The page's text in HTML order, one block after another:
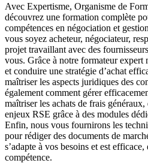
Avec Expertisme, Organisme de
découvrez une formation complète
compétences en négociation et
vous soyez acheteur, négociateur,
projet travaillant avec des
vous. Grâce à notre formateur expert
et conduire une stratégie d’achat
maîtriser les aspects juridiques des
également comment gérer
maîtriser les achats de frais
enjeux RSE grâce à des modules
Enfin, nous vous fournirons les
pour rédiger des documents de
s’adapte à vos besoins et est
compétence.